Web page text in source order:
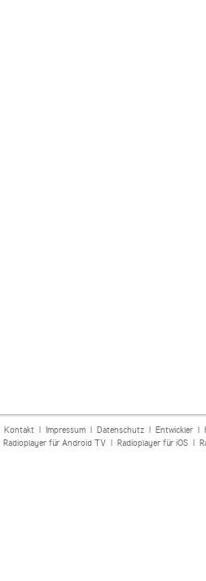
Kontakt| Impressum| Datenschutz| Entwickler|
Radioplayer für Android TV| Radioplayer für iOS|